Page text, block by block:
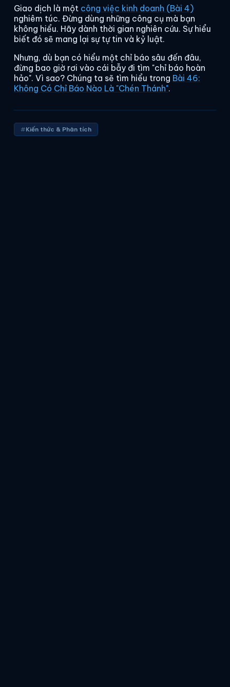
Giao dịch là một công việc kinh doanh (Bài 4)
nghiêm túc. Đừng dùng những công cụ mà bạn
không hiểu. Hãy dành thời gian nghiên cứu. Sự hiểu
biết đó sẽ mang lại sự tự tin và kỷ luật.
Nhưng, dù bạn có hiểu một chỉ báo sâu đến đâu,
đừng bao giờ rơi vào cái bẫy đi tìm "chỉ báo hoàn
hảo". Vì sao? Chúng ta sẽ tìm hiểu trong Bài 46:
Không Có Chỉ Báo Nào Là "Chén Thánh".
Kiến thức & Phân tích